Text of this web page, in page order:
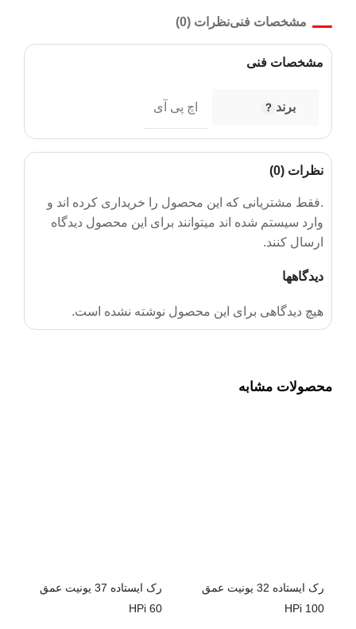
مشخصات فنینظرات (0)
مشخصات فنی
برند اچ پی آی
نظرات (0)
دیدگاهها
هیچ دیدگاهی برای این محصول نوشته نشده است.
.فقط مشتریانی که این محصول را خریداری کرده اند و
وارد سیستم شده اند میتوانند برای این محصول دیدگاه
ارسال کنند.
محصولات مشابه
رک ایستاده 32 یونیت عمق
100 HPi
رک ایستاده 37 یونیت عمق
60 HPi